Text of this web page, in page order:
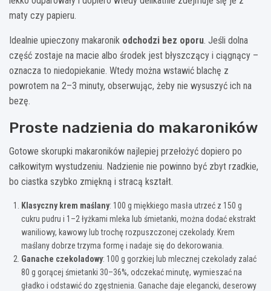
maty czy papieru.
Idealnie upieczony makaronik odchodzi bez oporu. Jeśli dolna
część zostaje na macie albo środek jest błyszczący i ciągnący –
oznacza to niedopiekanie. Wtedy można wstawić blachę z
powrotem na 2–3 minuty, obserwując, żeby nie wysuszyć ich na
bezę.
Proste nadzienia do makaroników
Gotowe skorupki makaroników najlepiej przełożyć dopiero po
całkowitym wystudzeniu. Nadzienie nie powinno być zbyt rzadkie,
bo ciastka szybko zmiękną i stracą kształt.
Klasyczny krem maślany: 100 g miękkiego masła utrzeć z 150 g
cukru pudru i 1–2 łyżkami mleka lub śmietanki, można dodać ekstrakt
waniliowy, kawowy lub trochę rozpuszczonej czekolady. Krem
maślany dobrze trzyma formę i nadaje się do dekorowania.
Ganache czekoladowy: 100 g gorzkiej lub mlecznej czekolady zalać
80 g gorącej śmietanki 30–36%, odczekać minutę, wymieszać na
gładko i odstawić do zgęstnienia. Ganache daje elegancki, deserowy